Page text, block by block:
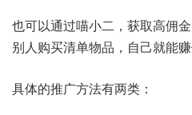
也可以通过喵小二，获取高佣
别人购买清单物品，自己就能赚
具体的推广方法有两类：